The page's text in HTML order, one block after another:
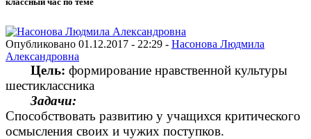
Опубликовано 01.12.2017 - 22:29 - Насонова Людмила
Александровна
Цель: формирование нравственной культуры
шестиклассника
Задачи:
Способствовать развитию у учащихся критического
осмысления своих и чужих поступков.